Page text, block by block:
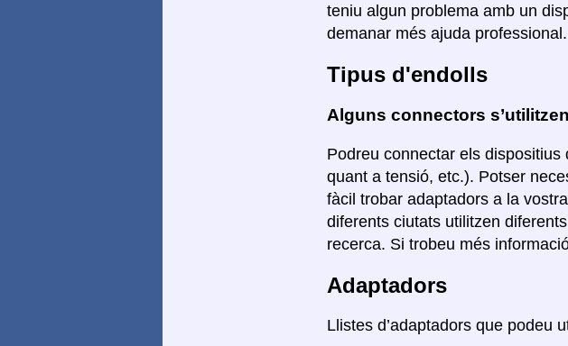
teniu algun problema amb un
demanar més ajuda professional.
Tipus d'endolls
Alguns connectors
Podreu connectar els
quant a tensió, etc.). Potser
fàcil trobar adaptadors a la
diferents ciutats utilitzen
recerca. Si trobeu més
Adaptadors
Llistes d’adaptadors que podeu